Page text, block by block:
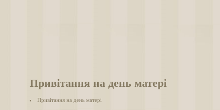
Привітання на день матері
Привітання на день матері